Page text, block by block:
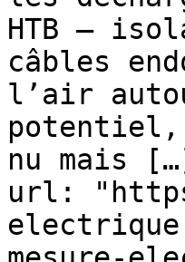
HTB —
câbles
l’air
potentiel,
nu mais
url: